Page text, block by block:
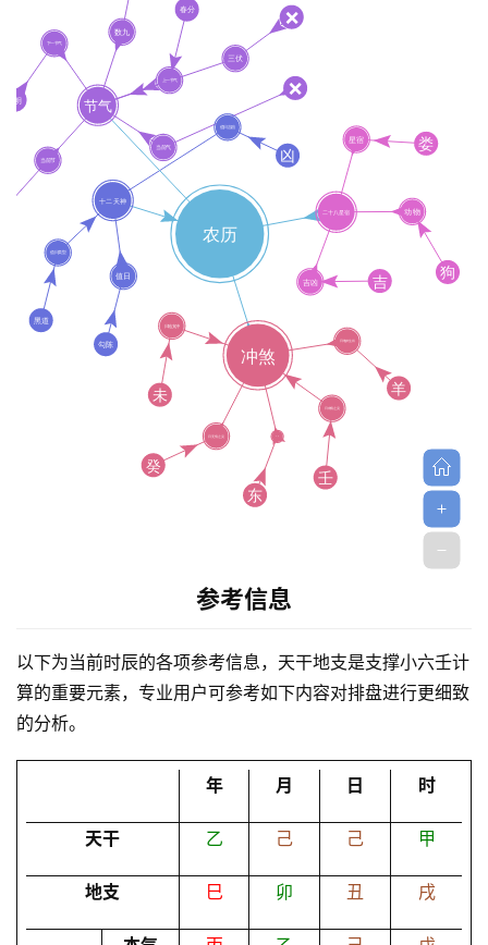
页
参考信息
以下为当前时辰的各项参考信息，天干地支是支撑小六壬计
算的重要元素，专业用户可参考如下内容对排盘进行更细致
的分析。
年 月 日 时
天干 乙 己 己 甲
地支 巳 卯 丑 戌